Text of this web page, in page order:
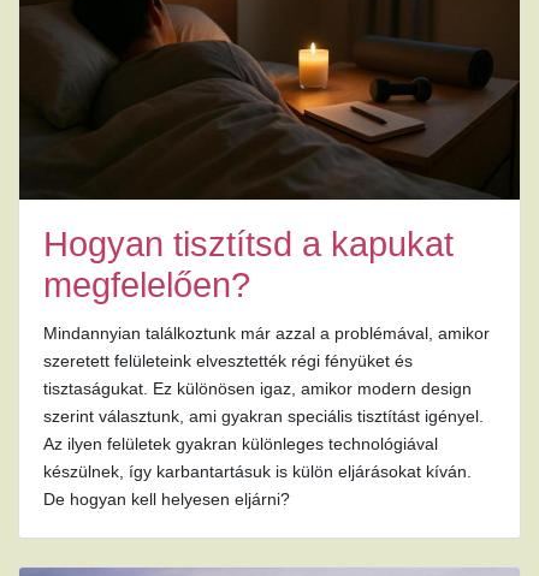
Hogyan tisztítsd a kapukat
megfelelően?
Mindannyian találkoztunk már azzal a problémával, amikor
szeretett felületeink elvesztették régi fényüket és
tisztaságukat. Ez különösen igaz, amikor modern design
szerint választunk, ami gyakran speciális tisztítást igényel.
Az ilyen felületek gyakran különleges technológiával
készülnek, így karbantartásuk is külön eljárásokat kíván.
De hogyan kell helyesen eljárni?